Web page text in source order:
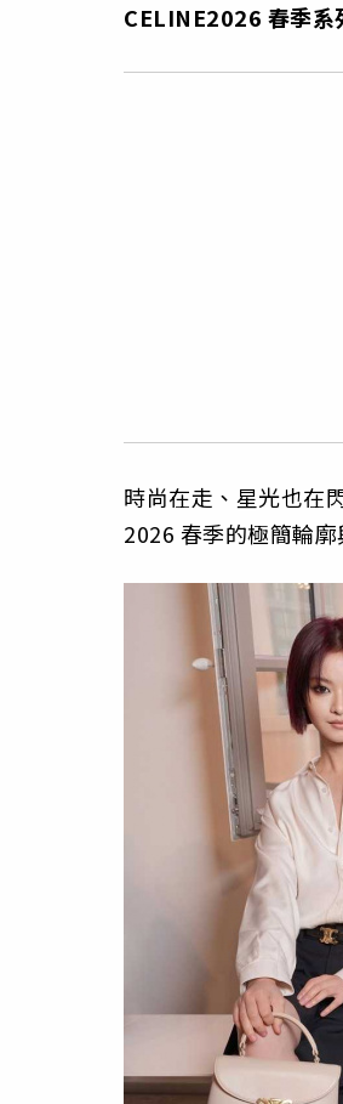
CELINE2026 春季系
時尚在走、星光也在
2026 春季的極簡輪